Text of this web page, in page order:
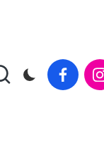
Facebook